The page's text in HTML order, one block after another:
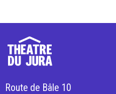
Route de Bâle 10